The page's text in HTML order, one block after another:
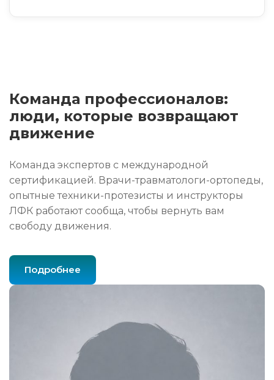
Команда профессионалов:
люди, которые возвращают
движение
Команда экспертов с международной
сертификацией. Врачи-травматологи-ортопеды,
опытные техники-протезисты и инструкторы
ЛФК работают сообща, чтобы вернуть вам
свободу движения.
Подробнее